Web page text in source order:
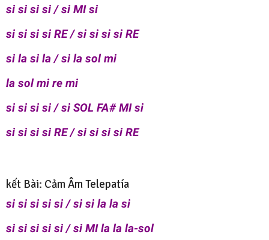
si si si si / si MI si
si si si si RE / si si si si RE
si la si la / si la sol mi
la sol mi re mi
si si si si / si SOL FA# MI si
si si si si RE / si si si si RE
kết Bài: Cảm Âm Telepatía
si si si si si / si si la la si
si si si si si / si MI la la la-sol